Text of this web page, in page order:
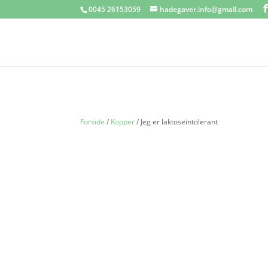
0045 26153059 hadegaver.info@gmail.com
Forside / Kopper/ Jeg er laktoseintolerant